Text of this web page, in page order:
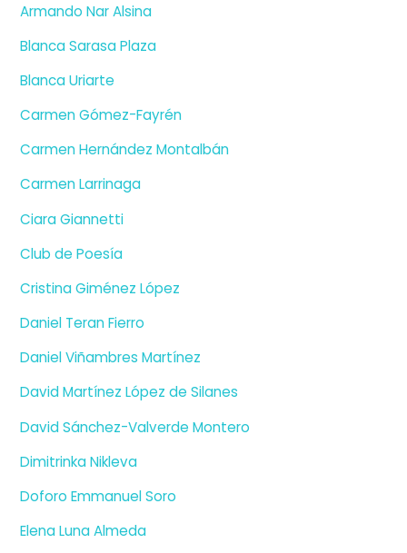
Armando Nar Alsina
Blanca Sarasa Plaza
Blanca Uriarte
Carmen Gómez-Fayrén
Carmen Hernández Montalbán
Carmen Larrinaga
Ciara Giannetti
Club de Poesía
Cristina Giménez López
Daniel Teran Fierro
Daniel Viñambres Martínez
David Martínez López de Silanes
David Sánchez-Valverde Montero
Dimitrinka Nikleva
Doforo Emmanuel Soro
Elena Luna Almeda